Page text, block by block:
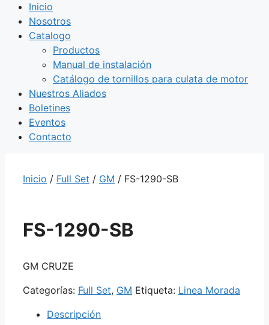
Inicio
Nosotros
Catalogo
Productos
Manual de instalación
Catálogo de tornillos para culata de motor
Nuestros Aliados
Boletines
Eventos
Contacto
Inicio / Full Set / GM / FS-1290-SB
FS-1290-SB
GM CRUZE
Categorías: Full Set, GM Etiqueta: Linea Morada
Descripción